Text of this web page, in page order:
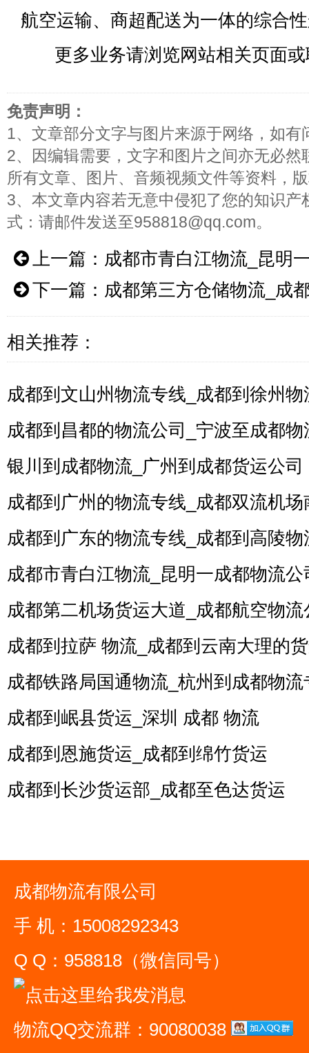
航空运输、商超配送为一体的综合
更多业务请浏览网站相关页
免责声明：
1、文章部分文字与图片来源于网络，如有
2、因编辑需要，文字和图片之间亦无必
所有文章、图片、音频视频文件等资料，
3、本文章内容若无意中侵犯了您的知识
式：请邮件发送至958818@qq.com。
上一篇： 成都市青白江物流_昆明
下一篇： 成都第三方仓储物流_成
相关推荐：
成都到文山州物流专线_成都到徐州物
成都到昌都的物流公司_宁波至成都物
银川到成都物流_广州到成都货运公司
成都到广州的物流专线_成都双流机
成都到广东的物流专线_成都到高陵物
成都市青白江物流_昆明一成都物流公
成都第二机场货运大道_成都航空物
成都到拉萨 物流_成都到云南大理的
成都铁路局国通物流_杭州到成都物流
成都到岷县货运_深圳 成都 物流
成都到恩施货运_成都到绵竹货运
成都到长沙货运部_成都至色达货运
成都物流有限公司
手 机：15008292343
Q Q：958818（微信同号）
物流QQ交流群：90080038